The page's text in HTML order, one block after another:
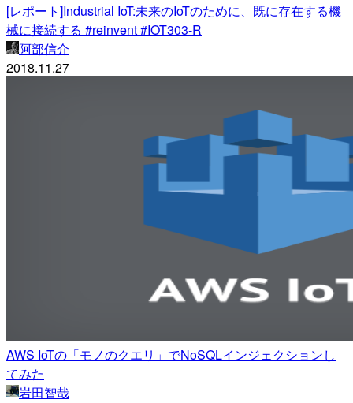
[レポート]Industrial IoT:未来のIoTのために、既に存在する機
械に接続する #reinvent #IOT303-R
阿部信介
2018.11.27
AWS IoTの「モノのクエリ」でNoSQLインジェクションし
てみた
岩田智哉